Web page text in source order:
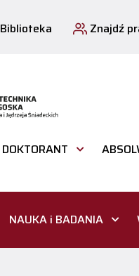
Biblioteka Znajdź
DOKTORANT
NAUKA i BADANIA